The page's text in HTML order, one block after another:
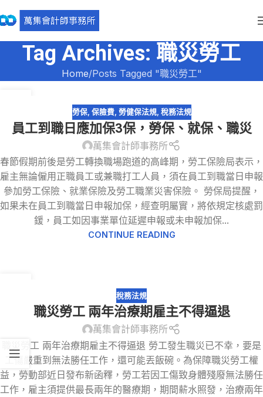
Tag Archives: 職災勞工
Home Posts Tagged "職災勞工"
勞保, 保險費, 勞健保法規, 稅務法規
員工到職日應加保3保，勞保、就保、職災
萬集會計師事務所
春節假期前後是勞工轉換職場跑道的高峰期，勞工保險局表示，
雇主無論僱用正職員工或兼職打工人員，須在員工到職當日申報
參加勞工保險、就業保險及勞工職業災害保險。 勞保局提醒，
如果未在員工到職當日申報加保，經查明屬實，將依規定核處罰
鍰，員工如因事業單位延遲申報或未申報加保...
CONTINUE READING
稅務法規
職災勞工 兩年治療期雇主不得逼退
萬集會計師事務所
職災勞工 兩年治療期雇主不得逼退 勞工發生職災已不幸，要是
工傷嚴重到無法勝任工作，還可能丟飯碗。為保障職災勞工權
益，勞動部近日發布新函釋，勞工若因工傷致身體殘廢無法勝任
工作，雇主須提供最長兩年的醫療期，期間薪水照發，治療兩年